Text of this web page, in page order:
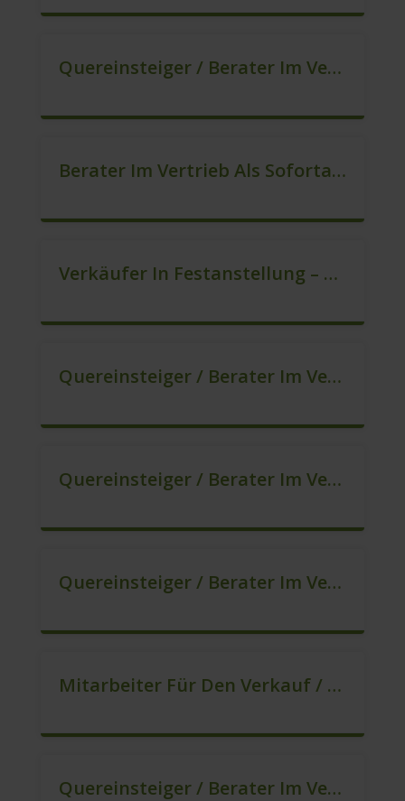
Quereinsteiger / Berater Im Vertrieb (Außendienst) (m/w/d)
Berater Im Vertrieb Als Sofortanstellung (m/w/d)
Verkäufer In Festanstellung – Top Gehalt (m/w/d)
Quereinsteiger / Berater Im Vertrieb In Festanstellung (m/w/d)
Quereinsteiger / Berater Im Vertrieb, Keine Zeitarbeit! (m/w/d)
Quereinsteiger / Berater Im Vertrieb – Ab Sofort (m/w/d)
Mitarbeiter Für Den Verkauf / Quereinsteiger (m/w/d)
Quereinsteiger / Berater Im Vertrieb (m/w/d)